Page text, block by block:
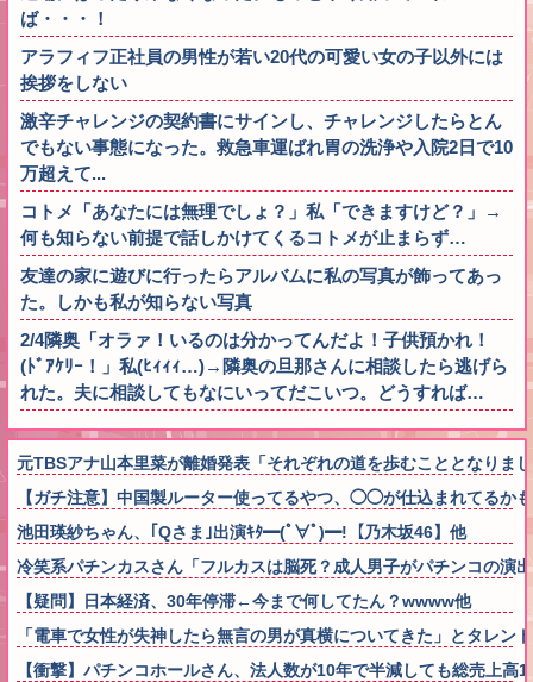
ば・・・！
アラフィフ正社員の男性が若い20代の可愛い女の子以外には
挨拶をしない
激辛チャレンジの契約書にサインし、チャレンジしたらとん
でもない事態になった。救急車運ばれ胃の洗浄や入院2日で10
万超えて...
コトメ「あなたには無理でしょ？」私「できますけど？」→
何も知らない前提で話しかけてくるコトメが止まらず…
友達の家に遊びに行ったらアルバムに私の写真が飾ってあっ
た。しかも私が知らない写真
2/4隣奥「オラァ！いるのは分かってんだよ！子供預かれ！
(ﾄﾞｱｹﾘｰ！」私(ﾋｨｨｨ…)→隣奥の旦那さんに相談したら逃げら
れた。夫に相談してもなにいってだこいつ。どうすれば…
元TBSアナ山本里菜が離婚発表「それぞれの道を歩むこととなりま
【ガチ注意】中国製ルーター使ってるやつ、◯◯が仕込まれてるか
池田瑛紗ちゃん、｢Qさま｣出演ｷﾀ━(ﾟ∀ﾟ)━!【乃木坂46】他
冷笑系パチンカスさん「フルカスは脳死？成人男子がパチンコの演
【疑問】日本経済、30年停滞←今まで何してたん？wwww他
「電車で女性が失神したら無言の男が真横についてきた」とタレ
【衝撃】パチンコホールさん、法人数が10年で半減しても総売上高